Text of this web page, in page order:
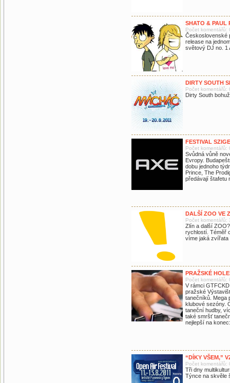
SHATO & PAUL
Počet komentářů:
Československé
release na
světový DJ no. 1
DIRTY SOUTH
Počet komentářů:
Dirty South
FESTIVAL
Počet komentářů:
Svůdná vůně
Evropy.
dobu jednoho
Prince, The
předávají štafetu
DALŠÍ ZOO VE
Počet komentářů:
Zlín a další
rychlostí. Téměř
víme jaká zvířata
PRAŽSKÉ
Počet komentářů:
V rámci
pražské
tanečníků. Mega
klubové sezóny.
taneční hudby,
také smršť
nejlepší na
“DÍKY VŠEM,”
Počet komentářů:
Tři dny
Týnce na skvěle